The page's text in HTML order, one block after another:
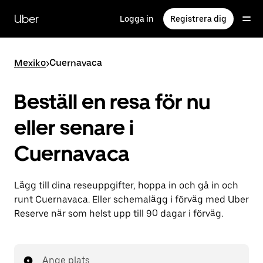
huvudinnehållet
Uber Logga in Registrera dig
Mexiko>Cuernavaca
Beställ en resa för nu
eller senare i
Cuernavaca
Lägg till dina reseuppgifter, hoppa in och gå in och
runt Cuernavaca. Eller schemalägg i förväg med Uber
Reserve när som helst upp till 90 dagar i förväg.
Ange plats